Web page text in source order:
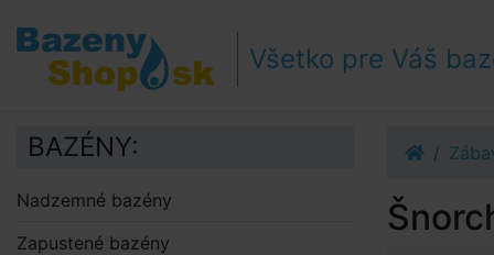
Prejsť na obsah
Prejsť k bočnému stĺpci
Klávesové skratky
Všetko pre Váš
BAZÉNY:
Nadzemné bazény
Zapustené bazény